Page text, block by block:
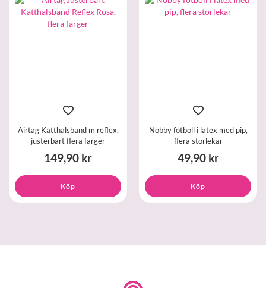
Airtag Katthalsband m reflex,
justerbart flera färger
149,90 kr
Köp
Nobby fotboll i latex med pip,
flera storlekar
49,90 kr
Köp